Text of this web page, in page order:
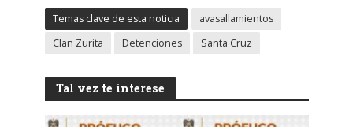
Temas clave de esta noticia
avasallamientos
Clan Zurita
Detenciones Santa Cruz
Tal vez te interese